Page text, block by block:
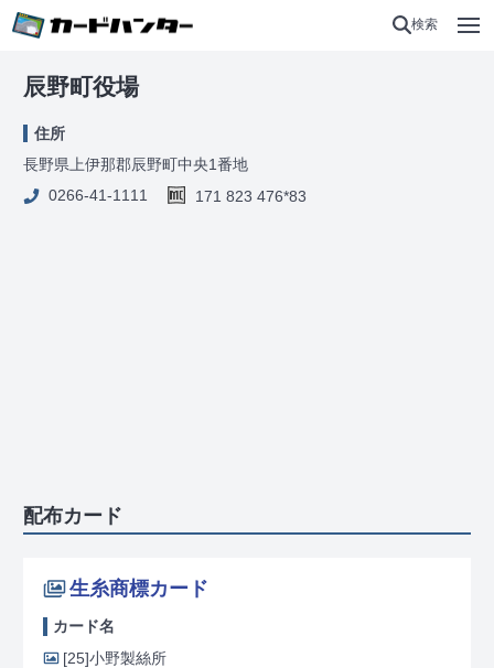
検索
辰野町役場
住所
長野県上伊那郡辰野町中央1番地
0266-41-1111
171 823 476*83
配布カード
生糸商標カード
カード名
[25]小野製絲所